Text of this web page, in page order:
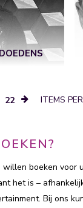
22 ITEMS
boeken
het is –
Bij ons